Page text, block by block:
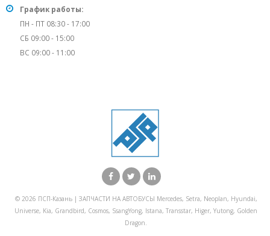
График работы:
ПН - ПТ 08:30 - 17:00
СБ 09:00 - 15:00
ВС 09:00 - 11:00
© 2026 ПСП-Казань | ЗАПЧАСТИ НА АВТОБУСЫ Mercedes, Setra, Neoplan, Hyundai,
Universe, Kia, Grandbird, Cosmos, SsangYong, Istana, Transstar, Higer, Yutong, Golden
Dragon.